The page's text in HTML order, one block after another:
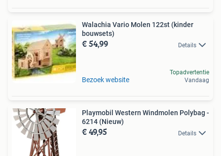
Walachia Vario Molen 122st (kinder
bouwsets)
€ 54,99 Details
Bezoek website
Topadvertentie
Vandaag
Playmobil Western Windmolen Polybag -
6214 (Nieuw)
€ 49,95 Details